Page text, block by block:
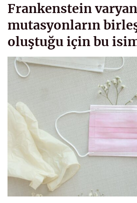
Frankenstein
mutasyonların
oluştuğu için bu